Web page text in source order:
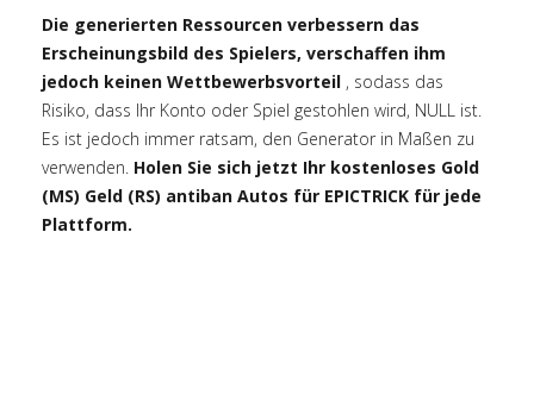
Die generierten Ressourcen verbessern das
Erscheinungsbild des Spielers, verschaffen ihm
jedoch keinen Wettbewerbsvorteil , sodass das
Risiko, dass Ihr Konto oder Spiel gestohlen wird, NULL ist.
Es ist jedoch immer ratsam, den Generator in Maßen zu
verwenden. Holen Sie sich jetzt Ihr kostenloses Gold
(MS) Geld (RS) antiban Autos für EPICTRICK für jede
Plattform.